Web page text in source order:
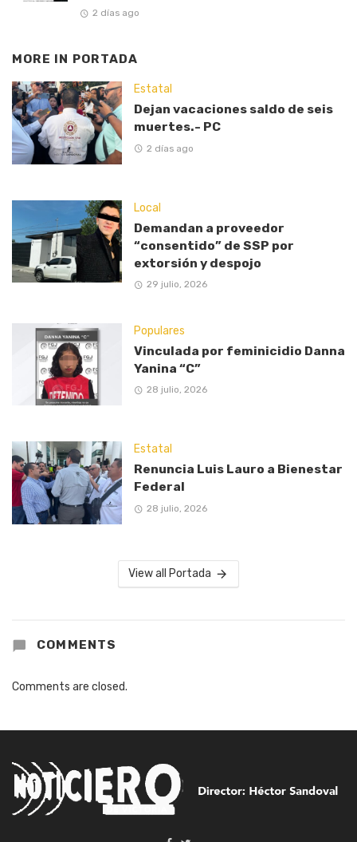
2 días ago
MORE IN PORTADA
Estatal
Dejan vacaciones saldo de seis
muertes.- PC
2 días ago
Local
Demandan a proveedor
“consentido” de SSP por
extorsión y despojo
29 julio, 2026
Populares
Vinculada por feminicidio Danna
Yanina “C”
28 julio, 2026
Estatal
Renuncia Luis Lauro a Bienestar
Federal
28 julio, 2026
View all Portada
COMMENTS
Comments are closed.